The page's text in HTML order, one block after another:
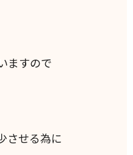
ますので
させる為に